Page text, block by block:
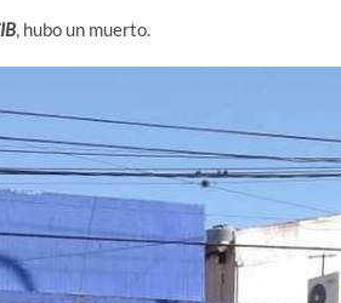
, hubo un muerto.